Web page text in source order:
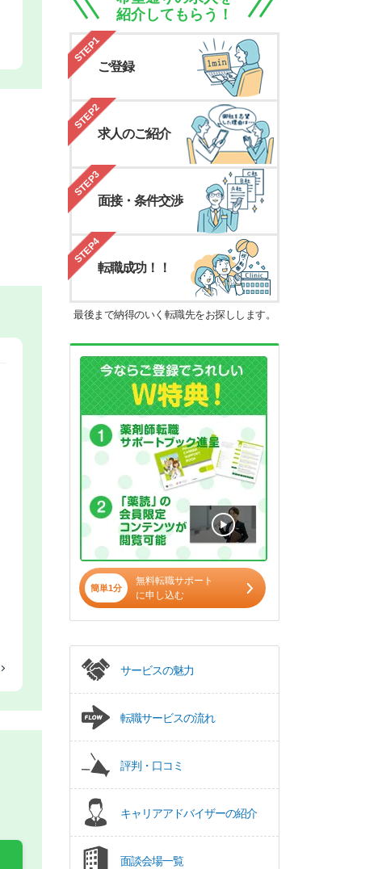
紹介してもらう！
STEP1
ご登録
STEP2
求人のご紹介
STEP3
面接・条件交渉
STEP4
転職成功！！
最後まで納得のいく転職先をお探しします。
簡単1分
無料転職サポート
に申し込む
サービスの魅力
転職サービスの流れ
評判・口コミ
キャリアアドバイザーの紹介
面談会場一覧